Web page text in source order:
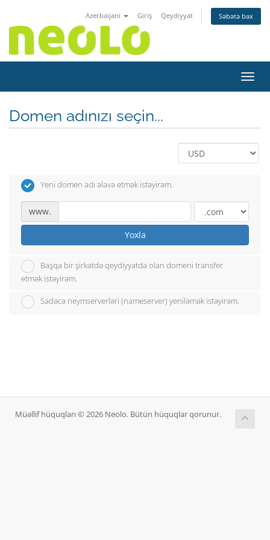
Azerbaijani Giriş Qeydiyyat Səbətə bax
Domen adınızı seçin...
Yeni domen adı əlavə etmək istəyirəm.
www.
Yoxla
Başqa bir şirkətdə qeydiyyatda olan domeni transfer
etmək istəyirəm.
Sadəcə neymserverləri (nameserver) yeniləmək istəyirəm.
Müəllif hüquqları © 2026 Neolo. Bütün hüquqlar qorunur.